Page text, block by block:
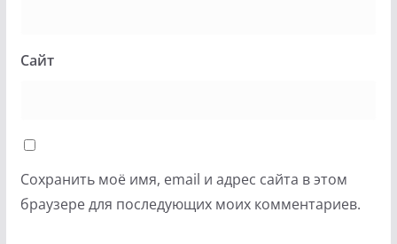
Сайт
Сохранить моё имя, email и адрес сайта в этом
браузере для последующих моих комментариев.